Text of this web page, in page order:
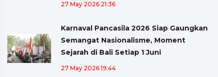
27 May 2026 21:36
Karnaval Pancasila 2026 Siap Gaungkan
Semangat Nasionalisme, Moment
Sejarah di Bali Setiap 1 Juni
27 May 2026 19:44